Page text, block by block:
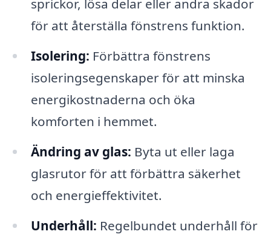
sprickor, lösa delar eller andra skador
för att återställa fönstrens funktion.
Isolering: Förbättra fönstrens
isoleringsegenskaper för att minska
energikostnaderna och öka
komforten i hemmet.
Ändring av glas: Byta ut eller laga
glasrutor för att förbättra säkerhet
och energieffektivitet.
Underhåll: Regelbundet underhåll för